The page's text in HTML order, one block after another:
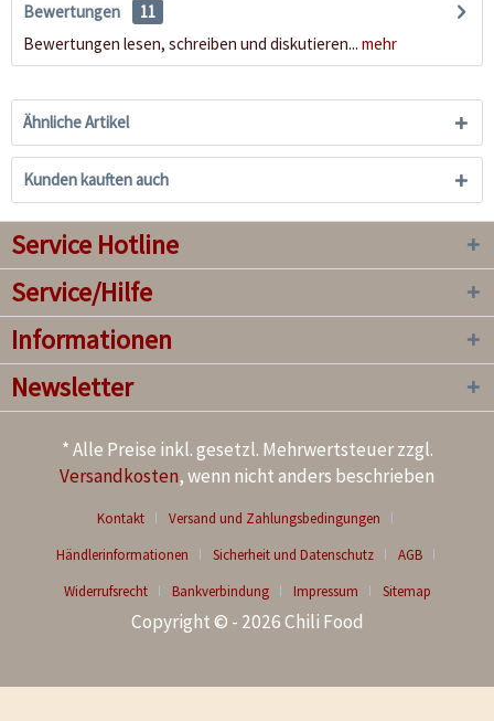
Bewertungen
11
Bewertungen lesen, schreiben und diskutieren... mehr
Ähnliche Artikel
Kunden kauften auch
Service Hotline
Service/Hilfe
Informationen
Newsletter
* Alle Preise inkl. gesetzl. Mehrwertsteuer zzgl.
Versandkosten, wenn nicht anders beschrieben
Kontakt
Versand und Zahlungsbedingungen
Händlerinformationen
Sicherheit und Datenschutz
AGB
Widerrufsrecht
Bankverbindung Impressum Sitemap
Copyright © - 2026 Chili Food